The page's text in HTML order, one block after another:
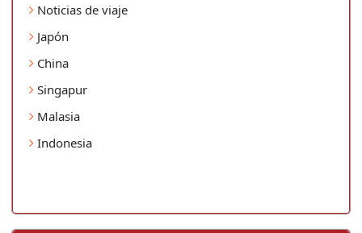
Noticias de viaje
Japón
China
Singapur
Malasia
Indonesia